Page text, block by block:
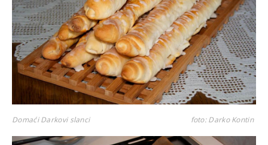
Domaći Darkovi slanci foto: Darko Kontin